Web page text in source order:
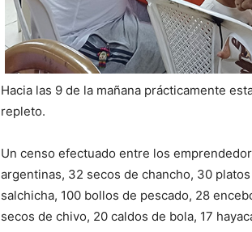
Hacia las 9 de la mañana prácticamente
repleto.
Un censo efectuado entre los
argentinas, 32 secos de chancho, 30
salchicha, 100 bollos de pescado, 28
secos de chivo, 20 caldos de bola, 17